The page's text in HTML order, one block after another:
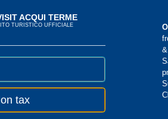
ACQUI TERME
TURISTICO UFFICIALE
tax